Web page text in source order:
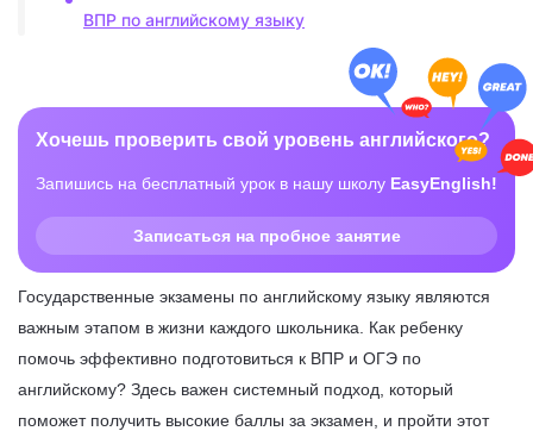
ВПР по английскому языку
Хочешь проверить свой уровень английского?
Запишись на бесплатный урок в нашу школу EasyEnglish!
Записаться на пробное занятие
Государственные экзамены по английскому языку являются
важным этапом в жизни каждого школьника. Как ребенку
помочь эффективно подготовиться к ВПР и ОГЭ по
английскому? Здесь важен системный подход, который
поможет получить высокие баллы за экзамен, и пройти этот